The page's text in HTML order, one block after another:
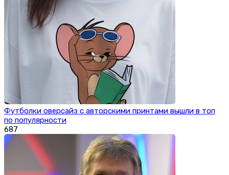
Футболки оверсайз с авторскими принтами вышли в топ
по популярности
687